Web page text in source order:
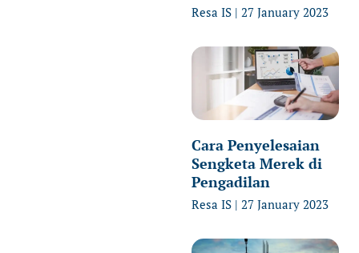
Resa IS 27 January 2023
Cara Penyelesaian
Sengketa Merek di
Pengadilan
Resa IS 27 January 2023